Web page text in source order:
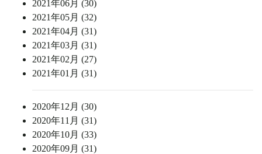
2021年06月 (30)
2021年05月 (32)
2021年04月 (31)
2021年03月 (31)
2021年02月 (27)
2021年01月 (31)
2020年12月 (30)
2020年11月 (31)
2020年10月 (33)
2020年09月 (31)